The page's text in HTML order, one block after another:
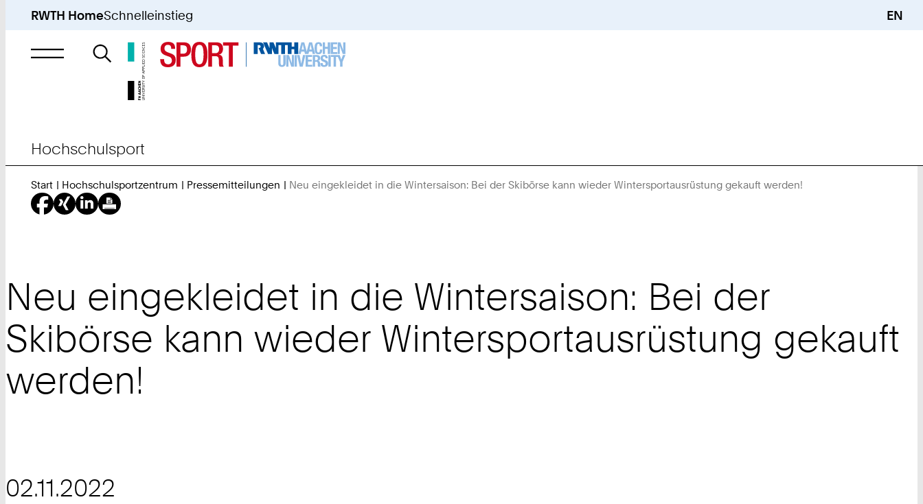
RWTH HomeSchnelleinstieg EN
Suche
nach
Hochschulsport
Start Hochschulsportzentrum Pressemitteilungen Neu eingekleidet in die Wintersaison: Bei der Skibörse kann wieder Wintersportausrüstung gekauft werden!
Neu eingekleidet in die Wintersaison: Bei der
Skibörse kann wieder Wintersportausrüstung gekauft
werden!
02.11.2022